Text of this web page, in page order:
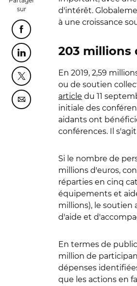
sur
Partager cette page sur
Partager cette page sur
Partager cette page sur Twitter
Partager cette page sur Courriel
d'intérêt.
à une croissance
203 millions
En 2019, 2,59
ou de soutien
article du 11
initiale des
aidants ont
conférences. Il
Si le nombre de
millions d'euros,
réparties en cinq
équipements et
millions), le soutien
d'aide et
En termes de
million de
dépenses
que les actions en